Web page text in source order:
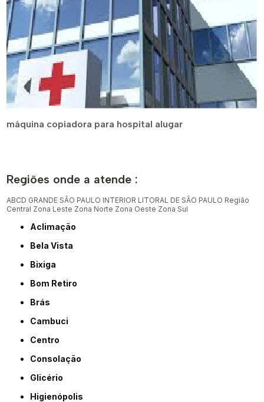
máquina copiadora para hospital alugar
Regiões onde a atende :
ABCD GRANDE SÃO PAULO INTERIOR LITORAL DE SÃO PAULO Região
Central Zona Leste Zona Norte Zona Oeste Zona Sul
Aclimação
Bela Vista
Bixiga
Bom Retiro
Brás
Cambuci
Centro
Consolação
Glicério
Higienópolis